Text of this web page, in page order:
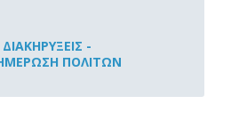
ΔΙΑΚΗΡΎΞΕΙΣ -
ΠΟΛΙΤΏΝ